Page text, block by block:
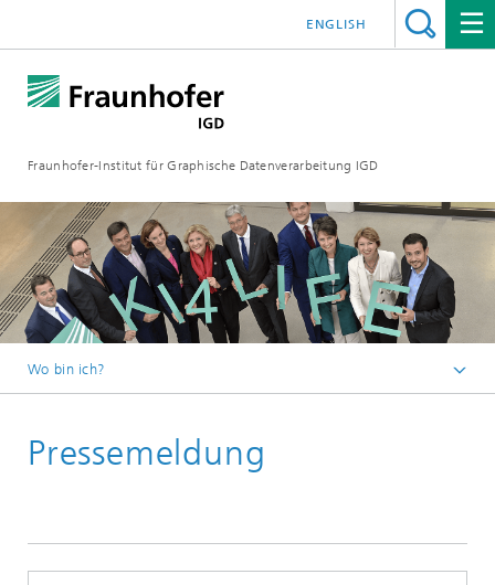
Fraunhofer-Institut für Graphische Datenverarbeitung IGD
ENGLISH
Wo bin ich?
Pressemeldung